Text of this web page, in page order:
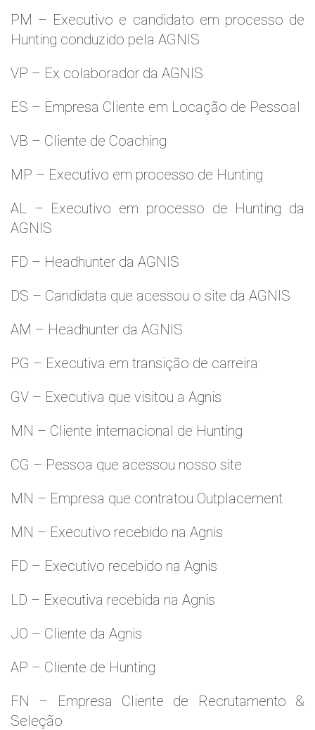
PM – Executivo e candidato em processo de
Hunting conduzido pela AGNIS
VP – Ex colaborador da AGNIS
ES – Empresa Cliente em Locação de Pessoal
VB – Cliente de Coaching
MP – Executivo em processo de Hunting
AL – Executivo em processo de Hunting da
AGNIS
FD – Headhunter da AGNIS
DS – Candidata que acessou o site da AGNIS
AM – Headhunter da AGNIS
PG – Executiva em transição de carreira
GV – Executiva que visitou a Agnis
MN – Cliente internacional de Hunting
CG – Pessoa que acessou nosso site
MN – Empresa que contratou Outplacement
MN – Executivo recebido na Agnis
FD – Executivo recebido na Agnis
LD – Executiva recebida na Agnis
JO – Cliente da Agnis
AP – Cliente de Hunting
FN – Empresa Cliente de Recrutamento &
Seleção